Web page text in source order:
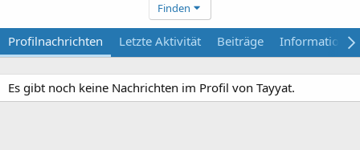
Finden
Profilnachrichten Letzte Aktivität Beiträge Informationen
Es gibt noch keine Nachrichten im Profil von Tayyat.